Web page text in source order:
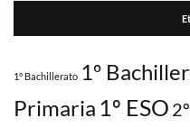
1° Bachillerato 1º
Primaria 1º ESO